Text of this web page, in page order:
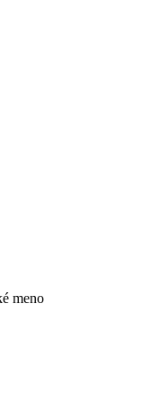
meno